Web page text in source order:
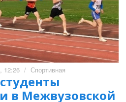
12:26 / Спортивная
в Межвузовской